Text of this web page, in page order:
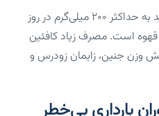
مصرف کافئین در دوران بارداری باید به حداکثر ۲۰۰ میلی‌گرم در روز
است. مصرف زیاد کافئین
وزن جنین، زایمان زودرس و
بارداری بی‌خطر